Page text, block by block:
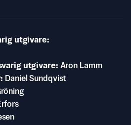
utgivare
utgivare Aron Lamm
Daniel Sundqvist